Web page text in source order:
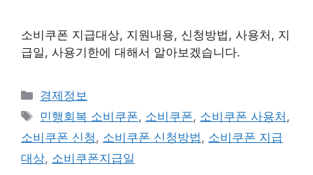
소비쿠폰 지급대상, 지원내용, 신청방법, 사용처, 지
급일, 사용기한에 대해서 알아보겠습니다.
Categories
경제정보
Tags
민행회복 소비쿠폰, 소비쿠폰, 소비쿠폰 사용처 ,
소비쿠폰 신청 , 소비쿠폰 신청방법 , 소비쿠폰 지급
대상, 소비쿠폰지급일